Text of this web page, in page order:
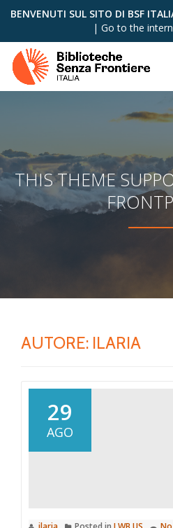
content
BENVENUTI SUL SITO DI BSF
| Go to the
THIS THEME
AUTORE: ILARIA
29
AGO